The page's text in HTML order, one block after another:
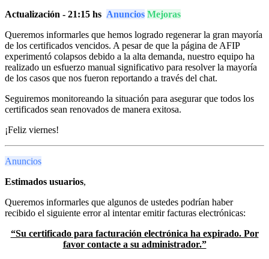
Actualización - 21:15 hs Anuncios Mejoras
Queremos informarles que hemos logrado regenerar la gran mayoría
de los certificados vencidos. A pesar de que la página de AFIP
experimentó colapsos debido a la alta demanda, nuestro equipo ha
realizado un esfuerzo manual significativo para resolver la mayoría
de los casos que nos fueron reportando a través del chat.
Seguiremos monitoreando la situación para asegurar que todos los
certificados sean renovados de manera exitosa.
¡Feliz viernes!
Anuncios
Estimados usuarios,
Queremos informarles que algunos de ustedes podrían haber
recibido el siguiente error al intentar emitir facturas electrónicas:
“Su certificado para facturación electrónica ha expirado. Por
favor contacte a su administrador.”